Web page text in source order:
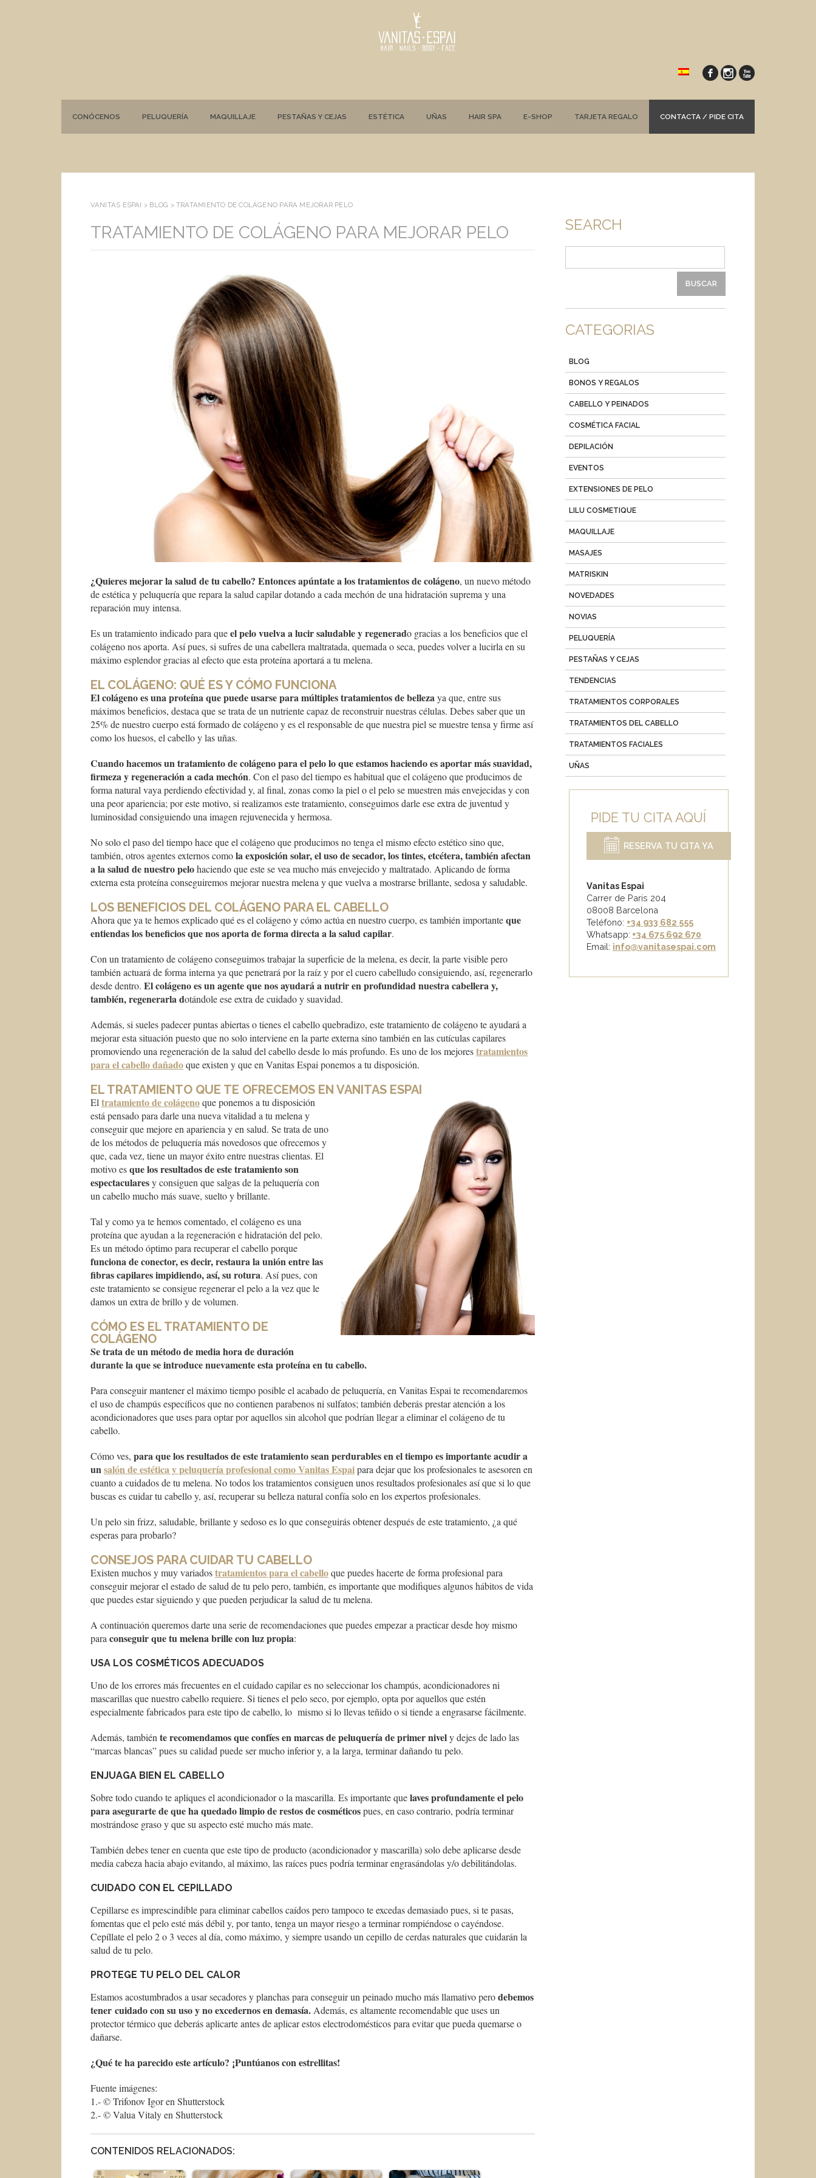
CONÓCENOS PELUQUERÍA MAQUILLAJE PESTAÑAS Y CEJAS ESTÉTICA UÑAS HAIR SPA E-SHOP TARJETA REGALO CONTACTA / PIDE CITA
VANITAS ESPAI > BLOG > TRATAMIENTO DE COLÁGENO PARA MEJORAR PELO
TRATAMIENTO DE COLÁGENO PARA MEJORAR PELO
¿Quieres mejorar la salud de tu cabello? Entonces apúntate a los tratamientos de colágeno, un nuevo método
de estética y peluquería que repara la salud capilar dotando a cada mechón de una hidratación suprema y una
reparación muy intensa.
Es un tratamiento indicado para queel pelo vuelva a lucir saludable y regenerado gracias a los beneficios que el
colágeno nos aporta. Así pues, si sufres de una cabellera maltratada, quemada o seca, puedes volver a lucirla en su
máximo esplendor gracias al efecto que esta proteína aportará a tu melena.
EL COLÁGENO: QUÉ ES Y CÓMO FUNCIONA
El colágeno es una proteína que puede usarse para múltiples tratamientos de bellezaya que, entre sus
máximos beneficios, destaca que se trata de un nutriente capaz de reconstruir nuestras células. Debes saber que un
25% de nuestro cuerpo está formado de colágeno y es el responsable de que nuestra piel se muestre tensa y firme así
como los huesos, el cabello y las uñas.
Cuando hacemos un tratamiento de colágeno para el pelo lo que estamos haciendo es aportar más suavidad,
firmeza y regeneración a cada mechón. Con el paso del tiempo es habitual que el colágeno que producimos de
forma natural vaya perdiendo efectividad y, al final, zonas como la piel o el pelo se muestren más envejecidas y con
una peor apariencia; por este motivo, si realizamos este tratamiento, conseguimos darle ese extra de juventud y
luminosidad consiguiendo una imagen rejuvenecida y hermosa.
No solo el paso del tiempo hace que el colágeno que producimos no tenga el mismo efecto estético sino que,
también, otros agentes externos comola exposición solar, el uso de secador, los tintes, etcétera, también afectan
a la salud de nuestro pelohaciendo que este se vea mucho más envejecido y maltratado. Aplicando de forma
externa esta proteína conseguiremos mejorar nuestra melena y que vuelva a mostrarse brillante, sedosa y saludable.
LOS BENEFICIOS DEL COLÁGENO PARA EL CABELLO
Ahora que ya te hemos explicado qué es el colágeno y cómo actúa en nuestro cuerpo, es también importanteque
entiendas los beneficios que nos aporta de forma directa a la salud capilar.
Con un tratamiento de colágeno conseguimos trabajar la superficie de la melena, es decir, la parte visible pero
también actuará de forma interna ya que penetrará por la raíz y por el cuero cabelludo consiguiendo, así, regenerarlo
desde dentro. El colágeno es un agente que nos ayudará a nutrir en profundidad nuestra cabellera y,
también, regenerarla dotándole ese extra de cuidado y suavidad.
Además, si sueles padecer puntas abiertas o tienes el cabello quebradizo, este tratamiento de colágeno te ayudará a
mejorar esta situación puesto que no solo interviene en la parte externa sino también en las cutículas capilares
promoviendo una regeneración de la salud del cabello desde lo más profundo. Es uno de los mejorestratamientos
para el cabello dañadoque existen y que en Vanitas Espai ponemos a tu disposición.
EL TRATAMIENTO QUE TE OFRECEMOS EN VANITAS ESPAI
Eltratamiento de colágenoque ponemos a tu disposición
está pensado para darle una nueva vitalidad a tu melena y
conseguir que mejore en apariencia y en salud. Se trata de uno
de los métodos de peluquería más novedosos que ofrecemos y
que, cada vez, tiene un mayor éxito entre nuestras clientas. El
motivo esque los resultados de este tratamiento son
espectacularesy consiguen que salgas de la peluquería con
un cabello mucho más suave, suelto y brillante.
Tal y como ya te hemos comentado, el colágeno es una
proteína que ayudan a la regeneración e hidratación del pelo.
Es un método óptimo para recuperar el cabello porque
funciona de conector, es decir, restaura la unión entre las
fibras capilares impidiendo, así, su rotura. Así pues, con
este tratamiento se consigue regenerar el pelo a la vez que le
damos un extra de brillo y de volumen.
CÓMO ES EL TRATAMIENTO DE
COLÁGENO
Se trata de un método de media hora de duración
durante la que se introduce nuevamente esta proteína en tu cabello.
Para conseguir mantener el máximo tiempo posible el acabado de peluquería, en Vanitas Espai te recomendaremos
el uso de champús específicos que no contienen parabenos ni sulfatos; también deberás prestar atención a los
acondicionadores que uses para optar por aquellos sin alcohol que podrían llegar a eliminar el colágeno de tu
cabello.
Cómo ves, para que los resultados de este tratamiento sean perdurables en el tiempo es importante acudir a
unsalón de estética y peluquería profesional como Vanitas Espaipara dejar que los profesionales te asesoren en
cuanto a cuidados de tu melena. No todos los tratamientos consiguen unos resultados profesionales así que si lo que
buscas es cuidar tu cabello y, así, recuperar su belleza natural confía solo en los expertos profesionales.
Un pelo sin frizz, saludable, brillante y sedoso es lo que conseguirás obtener después de este tratamiento, ¿a qué
esperas para probarlo?
CONSEJOS PARA CUIDAR TU CABELLO
Existen muchos y muy variadostratamientos para el cabelloque puedes hacerte de forma profesional para
conseguir mejorar el estado de salud de tu pelo pero, también, es importante que modifiques algunos hábitos de vida
que puedes estar siguiendo y que pueden perjudicar la salud de tu melena.
A continuación queremos darte una serie de recomendaciones que puedes empezar a practicar desde hoy mismo
paraconseguir que tu melena brille con luz propia:
USA LOS COSMÉTICOS ADECUADOS
Uno de los errores más frecuentes en el cuidado capilar es no seleccionar los champús, acondicionadores ni
mascarillas que nuestro cabello requiere. Si tienes el pelo seco, por ejemplo, opta por aquellos que estén
especialmente fabricados para este tipo de cabello, lo mismo si lo llevas teñido o si tiende a engrasarse fácilmente.
Además, tambiénte recomendamos que confíes en marcas de peluquería de primer nively dejes de lado las
“marcas blancas” pues su calidad puede ser mucho inferior y, a la larga, terminar dañando tu pelo.
ENJUAGA BIEN EL CABELLO
Sobre todo cuando te apliques el acondicionador o la mascarilla. Es importante quelaves profundamente el pelo
para asegurarte de que ha quedado limpio de restos de cosméticospues, en caso contrario, podría terminar
mostrándose graso y que su aspecto esté mucho más mate.
También debes tener en cuenta que este tipo de producto (acondicionador y mascarilla) solo debe aplicarse desde
media cabeza hacia abajo evitando, al máximo, las raíces pues podría terminar engrasándolas y/o debilitándolas.
CUIDADO CON EL CEPILLADO
Cepillarse es imprescindible para eliminar cabellos caídos pero tampoco te excedas demasiado pues, si te pasas,
fomentas que el pelo esté más débil y, por tanto, tenga un mayor riesgo a terminar rompiéndose o cayéndose.
Cepíllate el pelo 2 o 3 veces al día, como máximo, y siempre usando un cepillo de cerdas naturales que cuidarán la
salud de tu pelo.
PROTEGE TU PELO DEL CALOR
Estamos acostumbrados a usar secadores y planchas para conseguir un peinado mucho más llamativo perodebemos
tener cuidado con su uso y no excedernos en demasía.Además, es altamente recomendable que uses un
protector térmico que deberás aplicarte antes de aplicar estos electrodomésticos para evitar que pueda quemarse o
dañarse.
¿Qué te ha parecido este artículo? ¡Puntúanos con estrellitas!
Fuente imágenes:
1.- © Trifonov Igor en Shutterstock
2.- © Valua Vitaly en Shutterstock
CONTENIDOS RELACIONADOS:
SEARCH
CATEGORIAS
BLOG
BONOS Y REGALOS
CABELLO Y PEINADOS
COSMÉTICA FACIAL
DEPILACIÓN
EVENTOS
EXTENSIONES DE PELO
LILU COSMETIQUE
MAQUILLAJE
MASAJES
MATRISKIN
NOVEDADES
NOVIAS
PELUQUERÍA
PESTAÑAS Y CEJAS
TENDENCIAS
TRATAMIENTOS CORPORALES
TRATAMIENTOS DEL CABELLO
TRATAMIENTOS FACIALES
UÑAS
PIDE TU CITA AQUÍ
RESERVA TU CITA YA
Vanitas Espai
Carrer de Paris 204
08008 Barcelona
Teléfono: +34 933 682 555
Whatsapp: +34 675 692 670
Email: info@vanitasespai.com